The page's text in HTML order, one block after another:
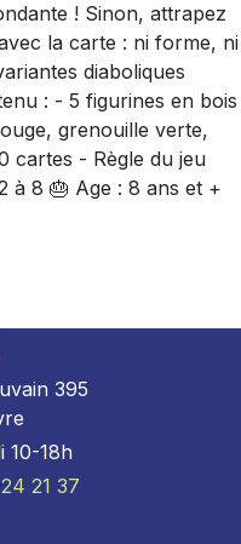
! Sinon, attrapez
la carte : ni forme, ni
diaboliques
: - 5 figurines en bois
grenouille verte,
cartes - Règle du jeu
à 8 🎂 Age : 8 ans et +
395
10-18h
21 37